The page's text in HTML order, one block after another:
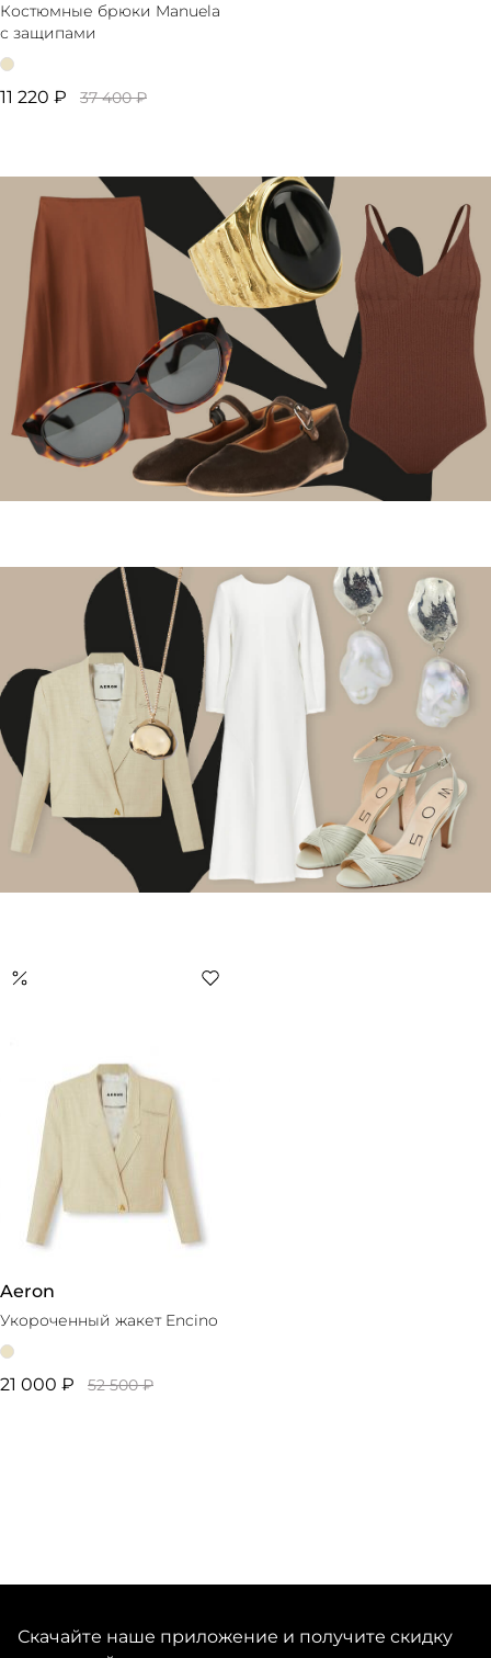
Костюмные брюки Manuela
с защипами
11 220 ₽ 37 400 ₽
Aeron
Укороченный жакет Encino
21 000 ₽ 52 500 ₽
Скачайте наше приложение и получите скидку